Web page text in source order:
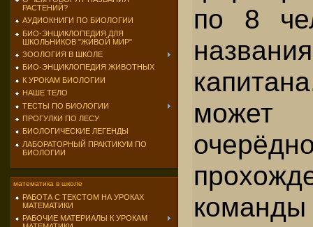
РАСТЕНИЙ?
АУДИОКНИГИ ПО БИОЛОГИИ
БИО-ЭНЦИКЛОПЕДИЯ ДЛЯ
ШКОЛЬНИКОВ "ЖИВОЙ МИР"
ЗООЛОГИЯ В ШКОЛЕ
БИО-ЭНЦИКЛОПЕДИЯ ЖИВОТНЫХ
К УРОКАМ БИОЛОГИИ
НАШЕ ТЕЛО
ТЕСТЫ ПО БИОЛОГИИ
ПРОГУЛКИ ПО ЛЕСУ
БИОЛОГИЧЕСКИЕ ЛЕГЕНДЫ
ЛАБОРАТОРНЫЙ ПРАКТИКУМ ПО
БИОЛОГИИ
математика в школе
РАБОТА С ТЕКСТОМ НА УРОКАХ
МАТЕМАТИКИ
РАБОЧИЕ МАТЕРИАЛЫ К УРОКАМ
по 8